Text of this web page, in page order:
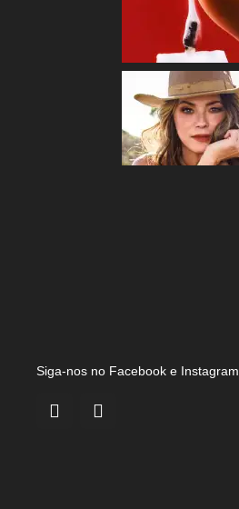
Siga-nos no Facebook e Instagram